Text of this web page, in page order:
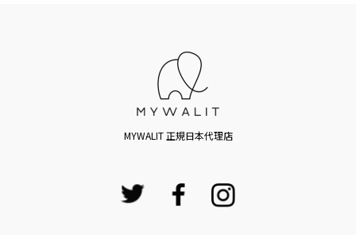
MYWALIT 正規日本代理店